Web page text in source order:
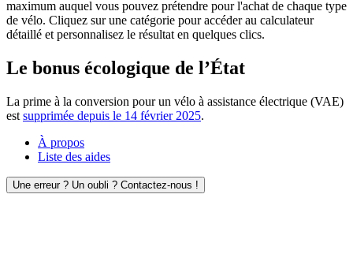
maximum auquel vous pouvez prétendre pour l'achat de chaque type
de vélo. Cliquez sur une catégorie pour accéder au calculateur
détaillé et personnalisez le résultat en quelques clics.
Le bonus écologique de l’État
La prime à la conversion pour un vélo à assistance électrique (VAE)
est supprimée depuis le 14 février 2025.
À propos
Liste des aides
Une erreur ? Un oubli ? Contactez-nous !